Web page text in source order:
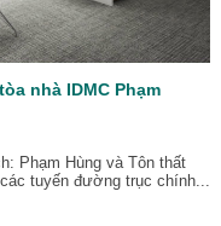
nhà IDMC Phạm
Phạm Hùng và Tôn thất
tuyến đường trục chính...